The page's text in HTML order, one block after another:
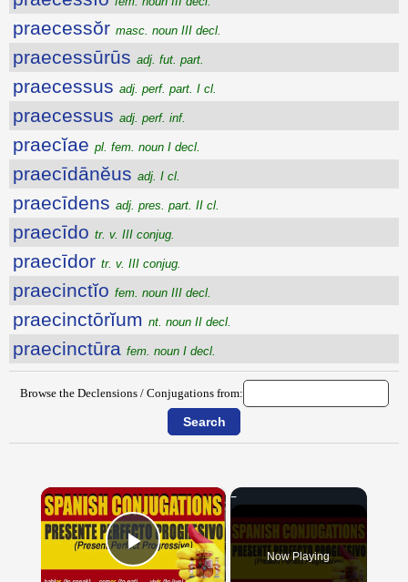
praecessŏr masc. noun III decl.
praecessūrūs adj. fut. part.
praecessus adj. perf. part. I cl.
praecessus adj. perf. inf.
praecĭae pl. fem. noun I decl.
praecīdānĕus adj. I cl.
praecīdens adj. pres. part. II cl.
praecīdo tr. v. III conjug.
praecīdor tr. v. III conjug.
praecinctĭo fem. noun III decl.
praecinctōrĭum nt. noun II decl.
praecinctūra fem. noun I decl.
Browse the Declensions / Conjugations from:
×
Play Video Now Playing